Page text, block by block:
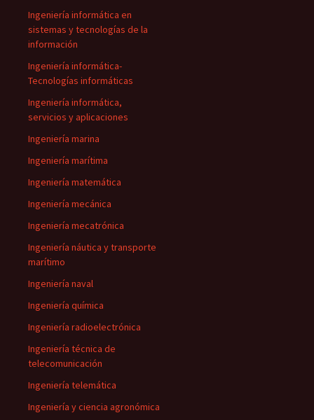
Ingeniería informática en
sistemas y tecnologías de la
información
Ingeniería informática-
Tecnologías informáticas
Ingeniería informática,
servicios y aplicaciones
Ingeniería marina
Ingeniería marítima
Ingeniería matemática
Ingeniería mecánica
Ingeniería mecatrónica
Ingeniería náutica y transporte
marítimo
Ingeniería naval
Ingeniería química
Ingeniería radioelectrónica
Ingeniería técnica de
telecomunicación
Ingeniería telemática
Ingeniería y ciencia agronómica